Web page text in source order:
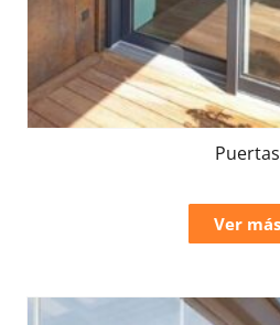
Puertas